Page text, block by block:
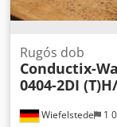
Wiefelstede 1
Rugós dob
Conductix-
0404-2DI